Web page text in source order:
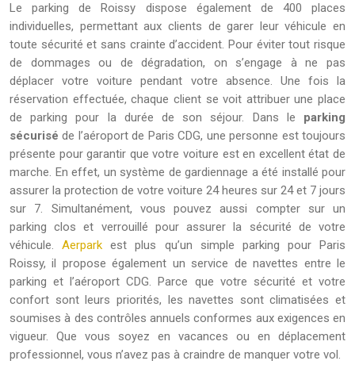
Le parking de Roissy dispose également de 400 places
individuelles, permettant aux clients de garer leur véhicule en
toute sécurité et sans crainte d’accident. Pour éviter tout risque
de dommages ou de dégradation, on s’engage à ne pas
déplacer votre voiture pendant votre absence. Une fois la
réservation effectuée, chaque client se voit attribuer une place
de parking pour la durée de son séjour. Dans le parking
sécurisé de l’aéroport de Paris CDG, une personne est toujours
présente pour garantir que votre voiture est en excellent état de
marche. En effet, un système de gardiennage a été installé pour
assurer la protection de votre voiture 24 heures sur 24 et 7 jours
sur 7. Simultanément, vous pouvez aussi compter sur un
parking clos et verrouillé pour assurer la sécurité de votre
véhicule.Aerpark est plus qu’un simple parking pour Paris
Roissy, il propose également un service de navettes entre le
parking et l’aéroport CDG. Parce que votre sécurité et votre
confort sont leurs priorités, les navettes sont climatisées et
soumises à des contrôles annuels conformes aux exigences en
vigueur. Que vous soyez en vacances ou en déplacement
professionnel, vous n’avez pas à craindre de manquer votre vol.